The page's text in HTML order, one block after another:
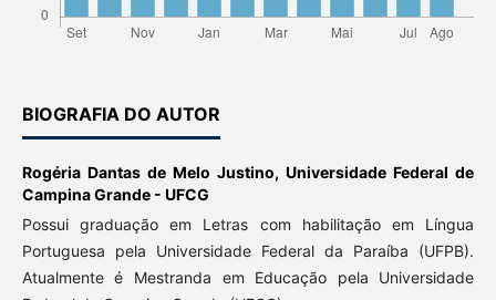
BIOGRAFIA DO AUTOR
Rogéria Dantas de Melo Justino,Universidade Federal de
Campina Grande - UFCG
Possui graduação em Letras com habilitação em Língua
Portuguesa pela Universidade Federal da Paraíba (UFPB).
Atualmente é Mestranda em Educação pela Universidade